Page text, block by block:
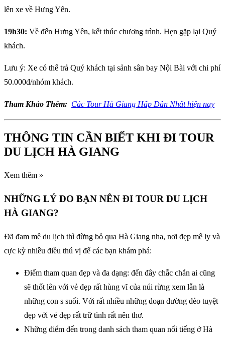
lên xe về Hưng Yên.
19h30: Về đến Hưng Yên, kết thúc chương trình. Hẹn gặp lại Quý
khách.
Lưu ý: Xe có thể trả Quý khách tại sảnh sân bay Nội Bài với chi phí
50.000đ/nhóm khách.
Tham Khảo Thêm: Các Tour Hà Giang Hấp Dẫn Nhất hiện nay
THÔNG TIN CẦN BIẾT KHI ĐI TOUR
DU LỊCH HÀ GIANG
Xem thêm »
NHỮNG LÝ DO BẠN NÊN ĐI TOUR DU LỊCH
HÀ GIANG?
Đã đam mê du lịch thì đừng bỏ qua Hà Giang nha, nơi đẹp mê ly và
cực kỳ nhiều điều thú vị để các bạn khám phá:
Điểm tham quan đẹp và đa dạng: đến đây chắc chắn ai cũng
sẽ thốt lên với vẻ đẹp rất hùng vĩ của núi rừng xem lẫn là
những con s suối. Với rất nhiều những đoạn đường đèo tuyệt
đẹp với vẻ đẹp rất trữ tình rất nên thơ.
Những điểm đến trong danh sách tham quan nổi tiếng ở Hà